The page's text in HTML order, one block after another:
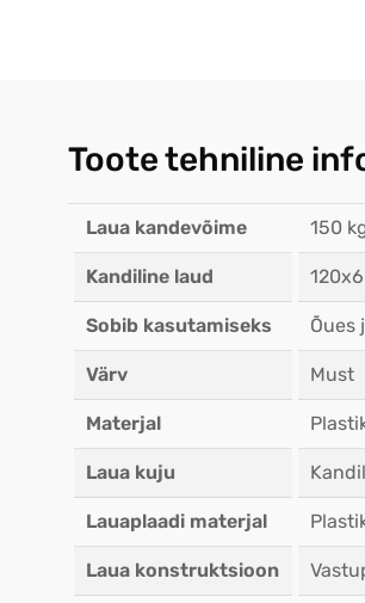
Toote tehniline
Laua kandevõime 150
Kandiline laud
Sobib kasutamiseks Õues
Värv Must
Materjal
Laua kuju
Lauaplaadi materjal
Laua konstruktsioon